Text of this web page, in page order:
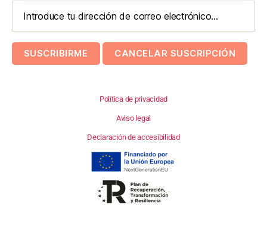
Política de privacidad
Aviso legal
Declaración de accesibilidad